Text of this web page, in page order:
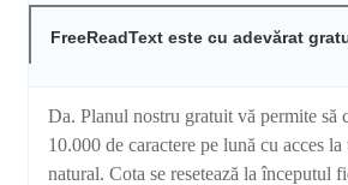
FreeReadText este cu adevărat
Da. Planul nostru gratuit vă permite să
10.000 de caractere pe lună cu acces
natural. Cota se resetează la începutul